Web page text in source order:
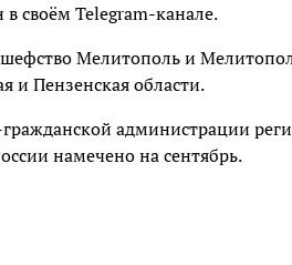
в своём Telegram-канале.
шефство Мелитополь и
и Пензенская области.
администрации
намечено на сентябрь.